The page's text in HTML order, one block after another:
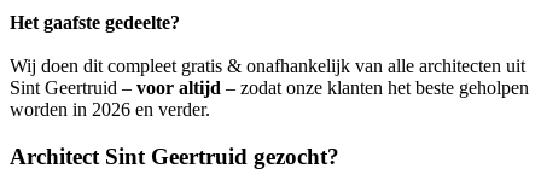
Het gaafste gedeelte?
Wij doen dit compleet gratis & onafhankelijk van alle architecten uit
Sint Geertruid – voor altijd – zodat onze klanten het beste geholpen
worden in 2026 en verder.
Architect Sint Geertruid gezocht?